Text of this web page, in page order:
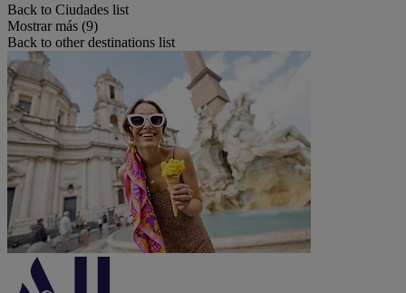
Back to Ciudades list
Mostrar más (9)
Back to other destinations list